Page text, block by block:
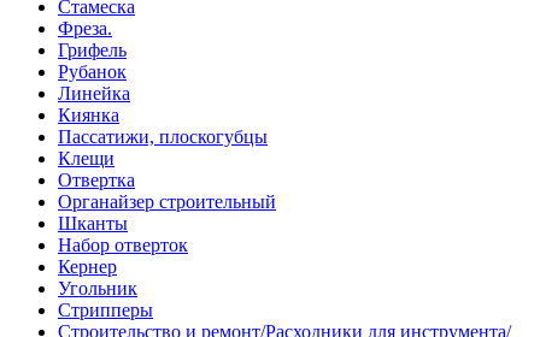
Стамеска
Фреза.
Грифель
Рубанок
Линейка
Киянка
Пассатижи, плоскогубцы
Клещи
Отвертка
Органайзер строительный
Шканты
Набор отверток
Кернер
Угольник
Стрипперы
Строительство и ремонт/Расходники для инструмента/